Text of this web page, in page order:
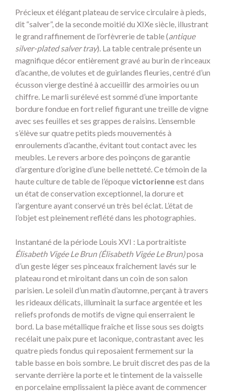
Précieux et élégant plateau de service circulaire à pieds,
dit “salver”, de la seconde moitié du XIXe siècle, illustrant
le grand raffinement de l’orfèvrerie de table (antique
silver-plated salver tray). La table centrale présente un
magnifique décor entièrement gravé au burin de rinceaux
d’acanthe, de volutes et de guirlandes fleuries, centré d’un
écusson vierge destiné à accueillir des armoiries ou un
chiffre. Le marli surélevé est sommé d’une importante
bordure fondue en fort relief figurant une treille de vigne
avec ses feuilles et ses grappes de raisins. L’ensemble
s’élève sur quatre petits pieds mouvementés à
enroulements d’acanthe, évitant tout contact avec les
meubles. Le revers arbore des poinçons de garantie
d’argenture d’origine d’une belle netteté. Ce témoin de la
haute culture de table de l’époquevictorienneest dans
un état de conservation exceptionnel, la dorure et
l’argenture ayant conservé un très bel éclat. L’état de
l’objet est pleinement reflété dans les photographies.
Instantané de la période Louis XVI : La portraitiste
Élisabeth Vigée Le Brun (Élisabeth Vigée Le Brun)posa
d’un geste léger ses pinceaux fraîchement lavés sur le
plateau rond et miroitant dans un coin de son salon
parisien. Le soleil d’un matin d’automne, perçant à travers
les rideaux délicats, illuminait la surface argentée et les
reliefs profonds de motifs de vigne qui enserraient le
bord. La base métallique fraîche et lisse sous ses doigts
recélait une paix pure et laconique, contrastant avec les
quatre pieds fondus qui reposaient fermement sur la
table basse en bois sombre. Le bruit discret des pas de la
servante derrière la porte et le tintement de la vaisselle
en porcelaine emplissaient la pièce avant de commencer